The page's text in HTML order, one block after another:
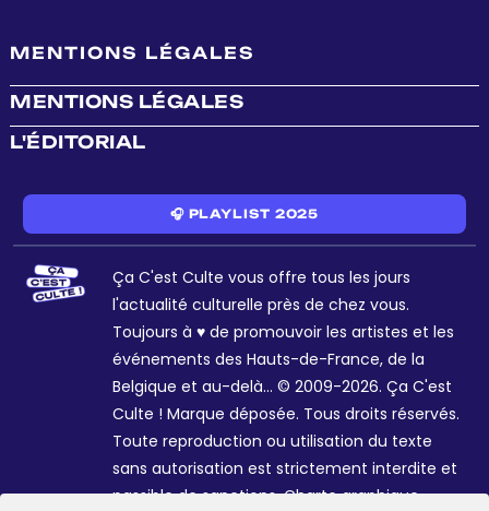
MENTIONS LÉGALES
MENTIONS LÉGALES
L'ÉDITORIAL
🎧 PLAYLIST 2025
Ça C'est Culte vous offre tous les jours
l'actualité culturelle près de chez vous.
Toujours à ♥ de promouvoir les artistes et les
événements des Hauts-de-France, de la
Belgique et au-delà... © 2009-2026. Ça C'est
Culte ! Marque déposée. Tous droits réservés.
Toute reproduction ou utilisation du texte
sans autorisation est strictement interdite et
passible de sanctions. Charte graphique